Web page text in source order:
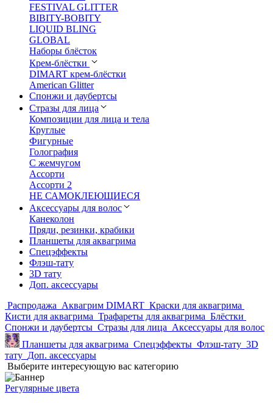
FESTIVAL GLITTER
BIBITY-BOBITY
LIQUID BLING
GLOBAL
Наборы блёсток
Крем-блёстки
DIMART крем-блёстки
American Glitter
Спонжи и даубертсы
Стразы для лица
Композиции для лица и тела
Круглые
Фигурные
Голография
С жемчугом
Ассорти
Ассорти 2
НЕ САМОКЛЕЮЩИЕСЯ
Аксессуары для волос
Канеколон
Пряди, резинки, крабики
Планшеты для аквагрима
Спецэффекты
Флэш-тату
3D тату
Доп. аксессуары
Распродажа Аквагрим DIMART Краски для аквагрима
Кисти для аквагрима Трафареты для аквагрима Блёстки
Спонжи и даубертсы Стразы для лица Аксессуары для волос
Планшеты для аквагрима Спецэффекты Флэш-тату 3D
тату Доп. аксессуары
Выберите интересующую вас категорию
Регулярные цвета